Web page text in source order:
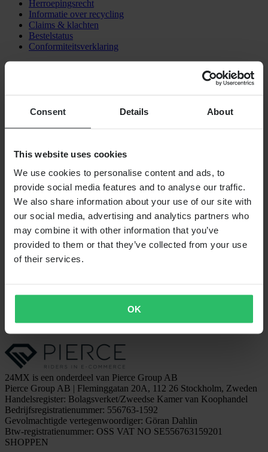
Consent Details About
This website uses cookies
We use cookies to personalise content and ads, to
provide social media features and to analyse our traffic.
We also share information about your use of our site with
our social media, advertising and analytics partners who
may combine it with other information that you’ve
provided to them or that they’ve collected from your use
of their services.
OK
Herroepingsrecht
Informatie over recycling
Claims & klachten
Bestelstatus
Conformiteitsverklaring
KLANTENSERVICE
OVER ONS
Investor relations
Werken bij Pierce
BETALINGSMOGELIJKHEDEN
VERZENDOPTIES
24MX is een onderdeel van Pierce Group AB
Pierce Group AB | Fleminggatan 20A, 112 26 Stockholm, Zweden
Handelsregister: Bolagsverket/Zweedse Kamer van Koophandel
Bedrijfsregistratienummer: 556763-1592
Gevolmachtigde vertegenwoordiger: Göran Dahlin
Btw-registratienummer: OSS VAT NO SE556763159201
SHOPPEN